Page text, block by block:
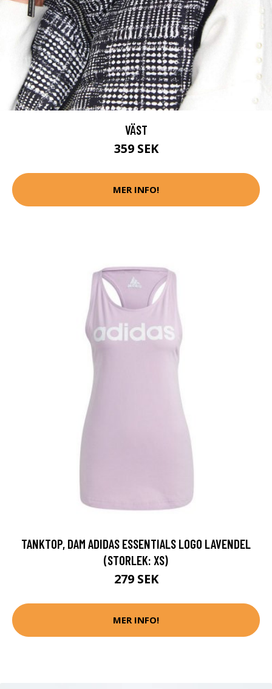
VÄST
359 SEK
MER INFO!
TANKTOP, DAM ADIDAS ESSENTIALS LOGO LAVENDEL
(STORLEK: XS)
279 SEK
MER INFO!